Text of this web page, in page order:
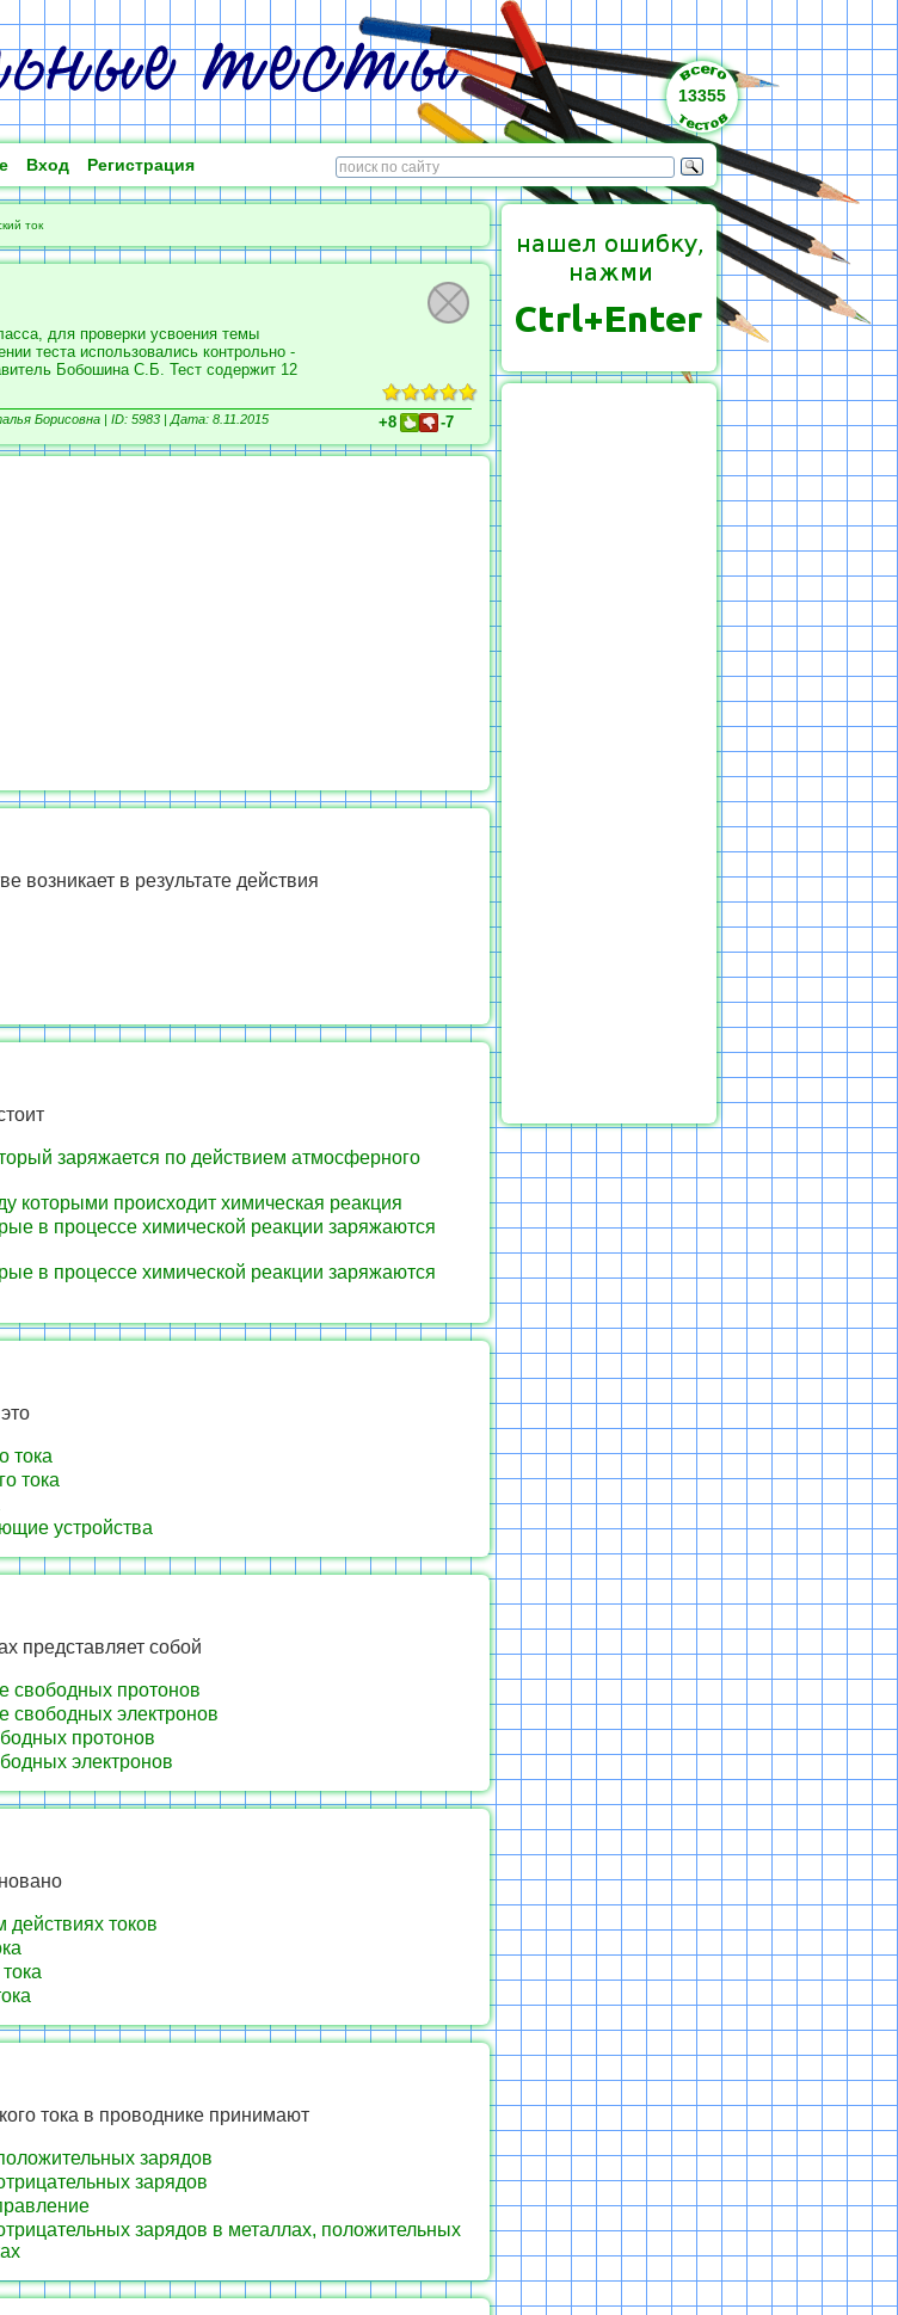
13355
Вход Регистрация
ток
для проверки усвоения темы
теста использовались контрольно -
Бобошина С.Б. Тест содержит 12
Борисовна | ID: 5983 | Дата: 8.11.2015 +8 -7
возникает в результате действия
заряжается по действием атмосферного
которыми происходит химическая реакция
в процессе химической реакции заряжаются
в процессе химической реакции заряжаются
тока
тока
устройства
представляет собой
свободных протонов
свободных электронов
протонов
электронов
действиях токов
тока в проводнике принимают
зарядов
зарядов
зарядов в металлах, положительных